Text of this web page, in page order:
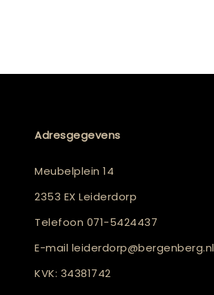
Adresgegevens
Meubelplein 14
2353 EX Leiderdorp
Telefoon 071-5424437
E-mail leiderdorp@bergenberg.nl
KVK: 34381742